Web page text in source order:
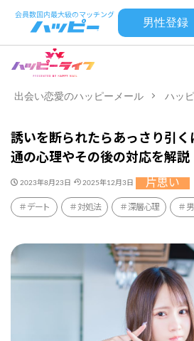
男性登録
出会い恋愛のハッピーメール ハッ
誘いを断られたらあっさり引
通の心理やその後の対応を解説
2023年8月23日 2025年12月3日 片思い
デート 対処法 深層心理